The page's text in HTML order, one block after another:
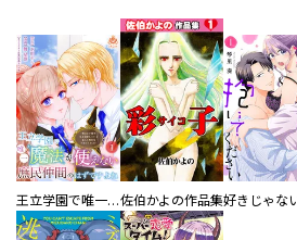
王立学園で唯一魔法が使えない庶民仲間のはずですよね～実は王子様で私を溺愛しているなんて告白はやめてください～佐伯かよの作品集